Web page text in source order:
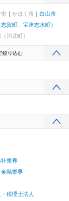
かほく市
白山市
賀町、宝達志水町）
川北町）
絞り込む
社業界
金融業界
税理士法人